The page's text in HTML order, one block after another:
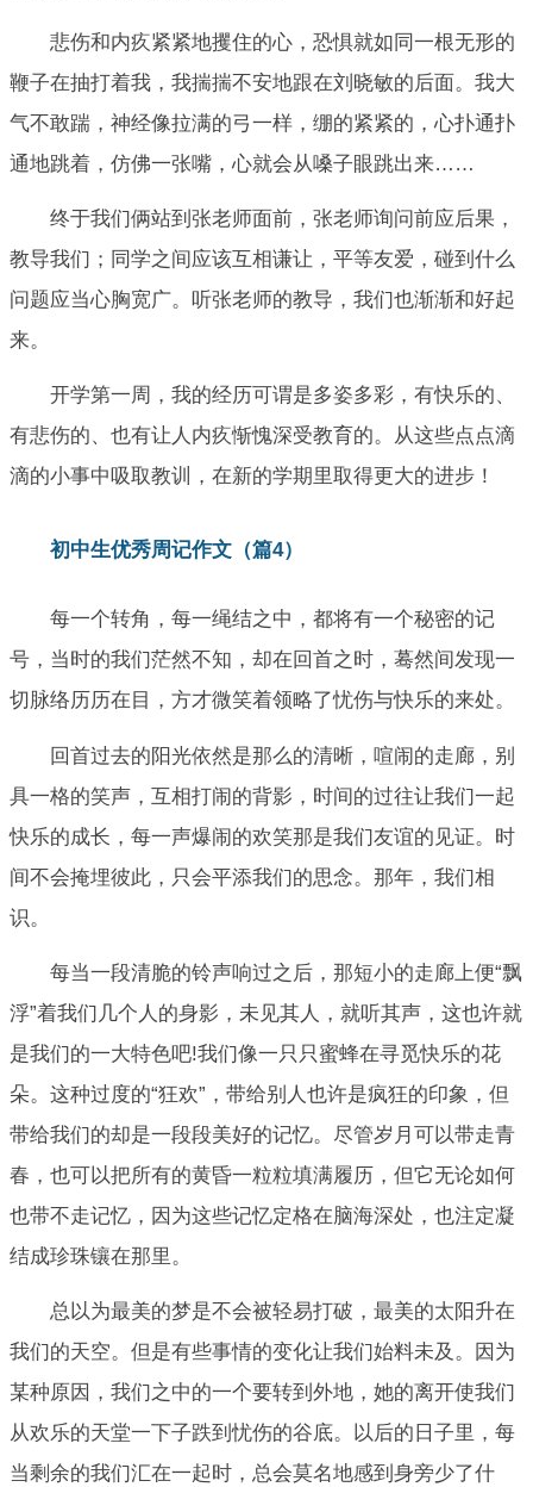
悲伤和内疚紧紧地攫住的心，恐惧就如同一根无形的
鞭子在抽打着我，我揣揣不安地跟在刘晓敏的后面。我大
气不敢踹，神经像拉满的弓一样，绷的紧紧的，心扑通扑
通地跳着，仿佛一张嘴，心就会从嗓子眼跳出来……
终于我们俩站到张老师面前，张老师询问前应后果，
教导我们；同学之间应该互相谦让，平等友爱，碰到什么
问题应当心胸宽广。听张老师的教导，我们也渐渐和好起
来。
开学第一周，我的经历可谓是多姿多彩，有快乐的、
有悲伤的、也有让人内疚惭愧深受教育的。从这些点点滴
滴的小事中吸取教训，在新的学期里取得更大的进步！
初中生优秀周记作文（篇4）
每一个转角，每一绳结之中，都将有一个秘密的记
号，当时的我们茫然不知，却在回首之时，蓦然间发现一
切脉络历历在目，方才微笑着领略了忧伤与快乐的来处。
回首过去的阳光依然是那么的清晰，喧闹的走廊，别
具一格的笑声，互相打闹的背影，时间的过往让我们一起
快乐的成长，每一声爆闹的欢笑那是我们友谊的见证。时
间不会掩埋彼此，只会平添我们的思念。那年，我们相
识。
每当一段清脆的铃声响过之后，那短小的走廊上便“飘
浮”着我们几个人的身影，未见其人，就听其声，这也许就
是我们的一大特色吧!我们像一只只蜜蜂在寻觅快乐的花
朵。这种过度的“狂欢”，带给别人也许是疯狂的印象，但
带给我们的却是一段段美好的记忆。尽管岁月可以带走青
春，也可以把所有的黄昏一粒粒填满履历，但它无论如何
也带不走记忆，因为这些记忆定格在脑海深处，也注定凝
结成珍珠镶在那里。
总以为最美的梦是不会被轻易打破，最美的太阳升在
我们的天空。但是有些事情的变化让我们始料未及。因为
某种原因，我们之中的一个要转到外地，她的离开使我们
从欢乐的天堂一下子跌到忧伤的谷底。以后的日子里，每
当剩余的我们汇在一起时，总会莫名地感到身旁少了什